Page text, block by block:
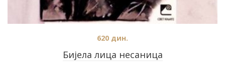
Бијела лица несаница
620 дин.